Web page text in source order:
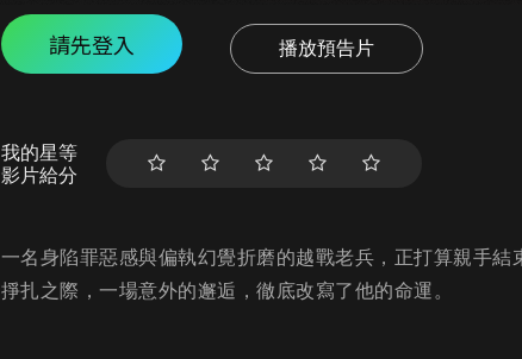
請先登入 播放預告片
我的星等
影片給分
一名身陷罪惡感與偏執幻覺折磨的越戰老兵，正打算親手
掙扎之際，一場意外的邂逅，徹底改寫了他的命運。